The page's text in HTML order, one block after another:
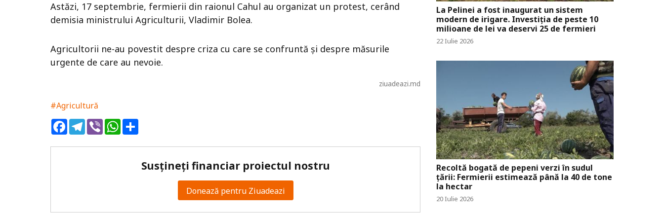
Astăzi, 17 septembrie, fermierii din raionul Cahul au organizat un protest, cerând
demisia ministrului Agriculturii, Vladimir Bolea.
Agricultorii ne-au povestit despre criza cu care se confruntă și despre măsurile
urgente de care au nevoie.
ziuadeazi.md
#Agricultură
FacebookTelegram
ViberWhatsApp
Susțineți financiar proiectul nostru
Donează pentru Ziuadeazi
La Pelinei a fost inaugurat un sistem
modern de irigare. Investiția de peste 10
milioane de lei va deservi 25 de fermieri
22 Iulie 2026
Recoltă bogată de pepeni verzi în sudul
țării: Fermierii estimează până la 40 de tone
la hectar
20 Iulie 2026